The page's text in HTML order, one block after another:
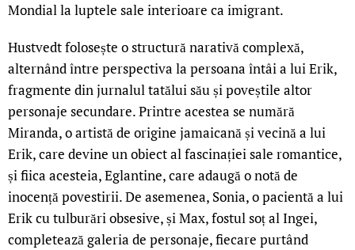
Mondial la luptele sale interioare ca imigrant.
Hustvedt folosește o structură narativă complexă,
alternând între perspectiva la persoana întâi a lui Erik,
fragmente din jurnalul tatălui său și poveștile altor
personaje secundare. Printre acestea se numără
Miranda, o artistă de origine jamaicană și vecină a lui
Erik, care devine un obiect al fascinației sale romantice,
și fiica acesteia, Eglantine, care adaugă o notă de
inocență povestirii. De asemenea, Sonia, o pacientă a lui
Erik cu tulburări obsesive, și Max, fostul soț al Ingei,
completează galeria de personaje, fiecare purtând